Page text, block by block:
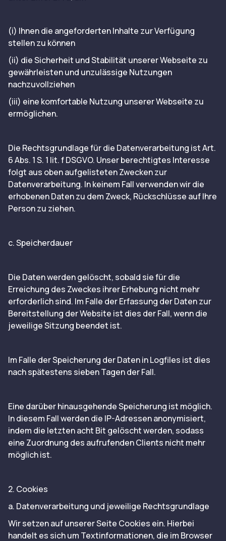
(i) Ihnen die angeforderten Inhalte zur Verfügung
stellen zu können
(ii) die Sicherheit und Stabilität unserer Webseite zu
gewährleisten und unzulässige Nutzungen
nachzuvollziehen
(iii) eine komfortable Nutzung unserer Webseite zu
ermöglichen.
Die Rechtsgrundlage für die Datenverarbeitung ist Art.
6 Abs. 1 S. 1 lit. f DSGVO. Unser berechtigtes Interesse
folgt aus oben aufgelisteten Zwecken zur
Datenverarbeitung. In keinem Fall verwenden wir die
erhobenen Daten zu dem Zweck, Rückschlüsse auf Ihre
Person zu ziehen.
c. Speicherdauer
Die Daten werden gelöscht, sobald sie für die
Erreichung des Zweckes ihrer Erhebung nicht mehr
erforderlich sind. Im Falle der Erfassung der Daten zur
Bereitstellung der Website ist dies der Fall, wenn die
jeweilige Sitzung beendet ist.
Im Falle der Speicherung der Daten in Logfiles ist dies
nach spätestens sieben Tagen der Fall.
Eine darüber hinausgehende Speicherung ist möglich.
In diesem Fall werden die IP-Adressen anonymisiert,
indem die letzten acht Bit gelöscht werden, sodass
eine Zuordnung des aufrufenden Clients nicht mehr
möglich ist.
2. Cookies
a. Datenverarbeitung und jeweilige Rechtsgrundlage
Wir setzen auf unserer Seite Cookies ein. Hierbei
handelt es sich um Textinformationen, die im Browser